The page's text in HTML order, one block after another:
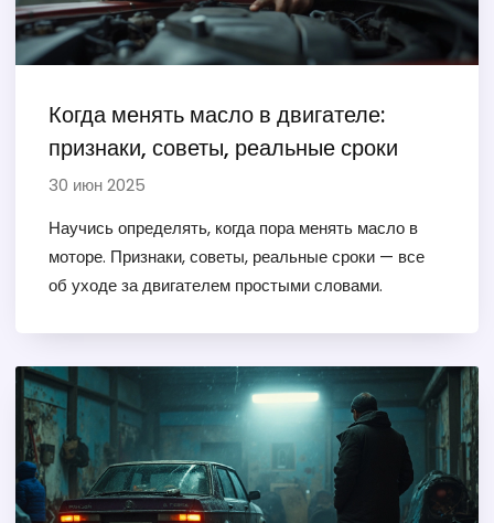
Когда менять масло в двигателе:
признаки, советы, реальные сроки
30 июн 2025
Научись определять, когда пора менять масло в
моторе. Признаки, советы, реальные сроки — все
об уходе за двигателем простыми словами.